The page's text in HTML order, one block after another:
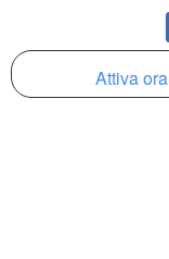
Attiva